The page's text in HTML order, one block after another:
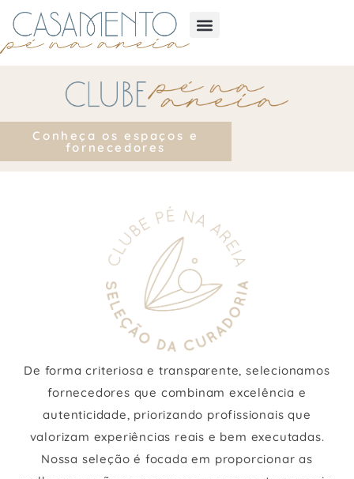
Conheça os espaços e
fornecedores
De forma criteriosa e transparente, selecionamos
fornecedores que combinam excelência e
autenticidade, priorizando profissionais que
valorizam experiências reais e bem executadas.
Nossa seleção é focada em proporcionar as